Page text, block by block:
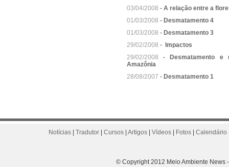
03/04/2008 - A relação entre a
01/03/2008 - Desmatamento 4
01/03/2008 - Desmatamento 3
29/02/2008 -
Impactos
29/02/2008 -
Desmatamento
Amazônia
28/08/2007 - Desmatamento 1
Notícias Tradutor Cursos Artigos Vídeos Fotos Calendário
© Copyright 2012 Meio Ambiente News